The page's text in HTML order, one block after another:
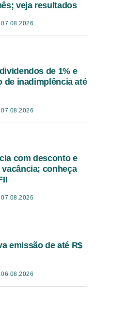
veja resultados
07.08.2026
de 1% e
de inadimplência até
07.08.2026
com desconto e
conheça
07.08.2026
emissão de até R$
06.08.2026